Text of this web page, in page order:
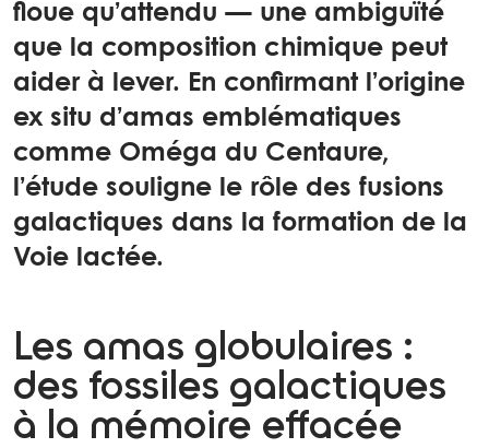
floue qu’attendu — une ambiguïté
que la composition chimique peut
aider à lever. En confirmant l’origine
ex situ d’amas emblématiques
comme Oméga du Centaure,
l’étude souligne le rôle des fusions
galactiques dans la formation de la
Voie lactée.
Les amas globulaires :
des fossiles galactiques
à la mémoire effacée